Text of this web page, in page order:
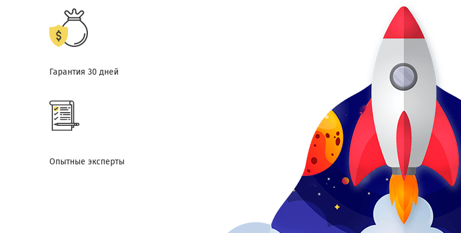
Гарантия 30 дней
Опытные эксперты